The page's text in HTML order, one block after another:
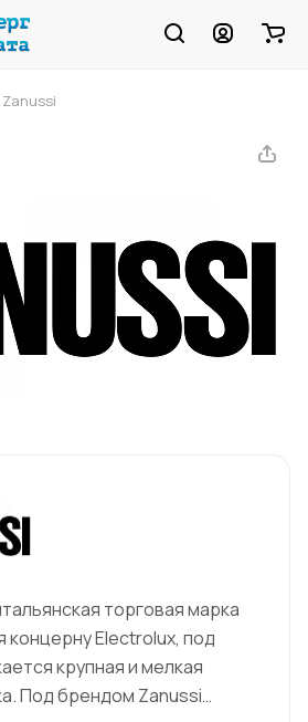
Zanussi
торговая марка
Electrolux, под
крупная и мелкая
Под брендом Zanussi